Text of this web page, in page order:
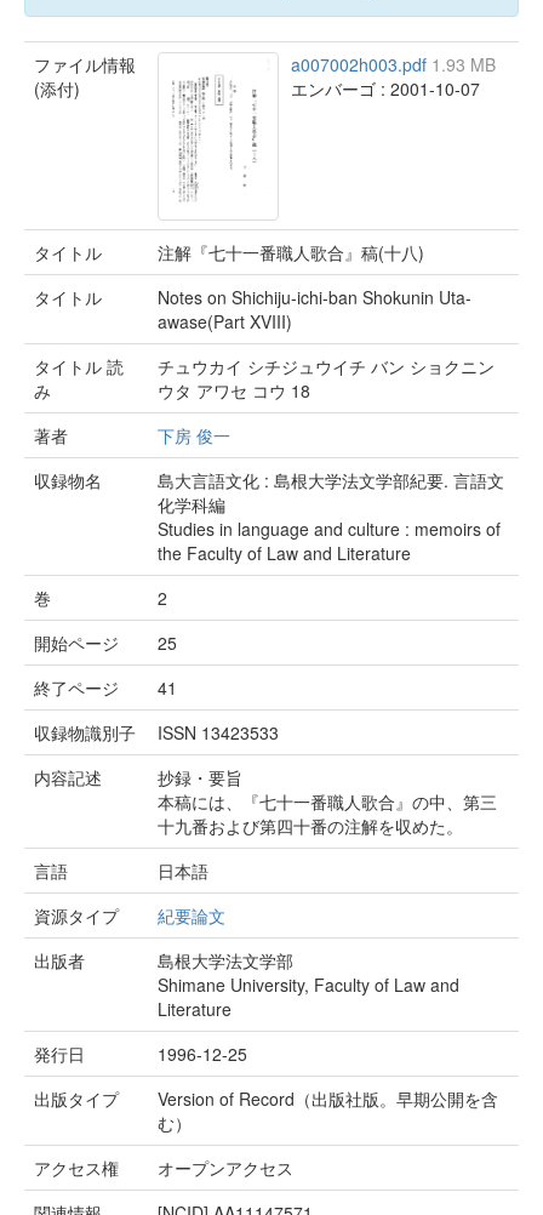
ファイル情報
(添付)
a007002h003.pdf 1.93 MB
エンバーゴ : 2001-10-07
タイトル
注解『七十一番職人歌合』稿(十八)
タイトル
Notes on Shichiju-ichi-ban Shokunin Uta-
awase(Part XVIII)
タイトル 読
み
チュウカイ シチジュウイチ バン ショクニン
ウタ アワセ コウ 18
著者
下房 俊一
収録物名
島大言語文化 : 島根大学法文学部紀要. 言語文
化学科編
Studies in language and culture : memoirs of
the Faculty of Law and Literature
巻
2
開始ページ
25
終了ページ
41
収録物識別子
ISSN 13423533
内容記述
抄録・要旨
本稿には、『七十一番職人歌合』の中、第三
十九番および第四十番の注解を収めた。
言語
日本語
資源タイプ
紀要論文
出版者
島根大学法文学部
Shimane University, Faculty of Law and
Literature
発行日
1996-12-25
出版タイプ
Version of Record（出版社版。早期公開を含
む）
アクセス権
オープンアクセス